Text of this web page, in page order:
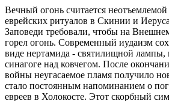
Вечный огонь считается
еврейских ритуалов в Скинии и
Заповеди требовали, чтобы на
горел огонь. Современный иудаизм
виде нертамида - святилищной лампы,
синагоге над ковчегом. После
войны неугасаемое пламя получило
стало постоянным напоминанием о
евреев в Холокосте. Этот скорбный